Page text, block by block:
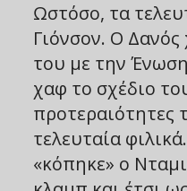
Ωστόσο, τα
Γιόνσον. Ο
του με την
χαφ το σχέδιο
προτεραιότητες
τελευταία
«κόπηκε» ο